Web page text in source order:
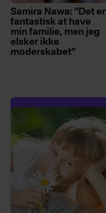
Samira Nawa: ”Det er
fantastisk at have
min familie, men jeg
elsker ikke
moderskabet”